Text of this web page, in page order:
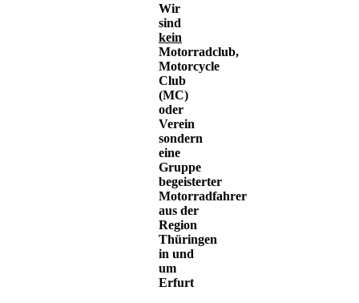
Wir
sind
kein
Motorradclub,
Motorcycle
Club
(MC)
oder
Verein
sondern
eine
Gruppe
begeisterter
Motorradfahrer
aus der
Region
Thüringen
in und
um
Erfurt